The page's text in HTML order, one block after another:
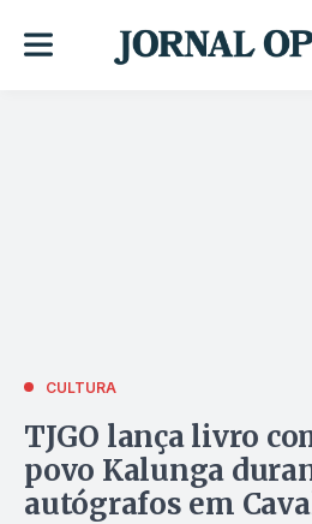
CULTURA
TJGO lança livro
povo Kalunga
autógrafos em